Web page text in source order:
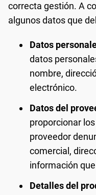
correcta gestión. A
algunos datos que
Datos
datos
nombre,
electrónico.
Datos del
proporcionar
proveedor
comercial,
información
Detalles del